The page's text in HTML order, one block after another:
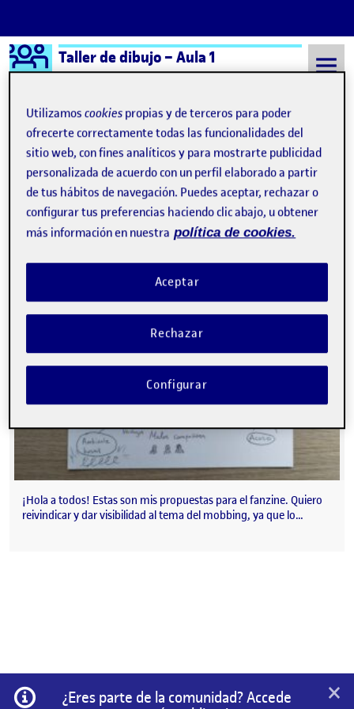
Saltar al contenido
Logo Ágora
Taller de dibujo – Aula 1
Semestre 20232 - Aula 1 Entrega parcial Práctica
Entrega parcial Práctica
PEC 4. Entrega Parcial.
Publicado por
Lidia Domínguez Pacheco
Fecha de publicación
-comentario
¡Hola a todos! Estas son mis propuestas para el fanzine. Quiero
reivindicar y dar visibilidad al tema del mobbing, ya que lo…
Información
¿Eres parte de la comunidad? Accede
×
Utilizamoscookies propias y de terceros para poder
ofrecerte correctamente todas las funcionalidades del
sitio web, con fines analíticos y para mostrarte publicidad
personalizada de acuerdo con un perfil elaborado a partir
de tus hábitos de navegación. Puedes aceptar, rechazar o
configurar tus preferencias haciendo clic abajo, u obtener
más información en nuestra política de cookies.
Rechazar
Aceptar
Configurar